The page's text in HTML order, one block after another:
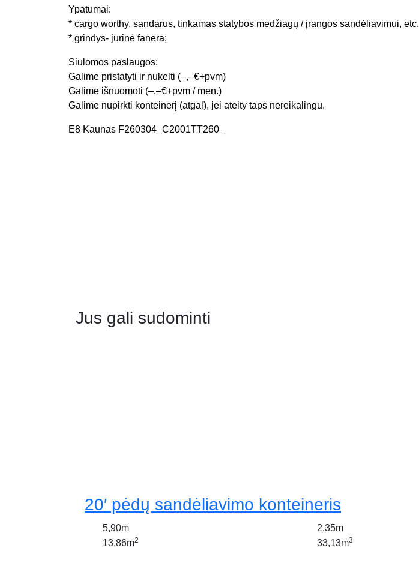
Ypatumai:
* cargo worthy, sandarus, tinkamas statybos medžiagų / įrangos sandėliavimui, etc.
* grindys- jūrinė fanera;
Siūlomos paslaugos:
Galime pristatyti ir nukelti (–,–€+pvm)
Galime išnuomoti (–,–€+pvm / mėn.)
Galime nupirkti konteinerį (atgal), jei ateity taps nereikalingu.
E8 Kaunas F260304_C2001TT260_
Jus gali sudominti
20′ pėdų sandėliavimo konteineris
5,90m 2,35m
13,86m2 33,13m3